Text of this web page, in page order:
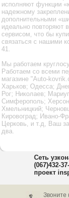
исполняют функции
надежному
дополнительными
идеально повторяют
сервисом, что бы
связаться с нашими
41.
Мы работаем
Работаем со всеми
магазине "Auto-
Харьков; Одесса;
Рог; Николаев;
Симферополь;
Хмельницкий;
Кировоград; Ивано-
Церковь, и т.д, Ваш
два.
Сеть
(067)432-
проект
Звоните